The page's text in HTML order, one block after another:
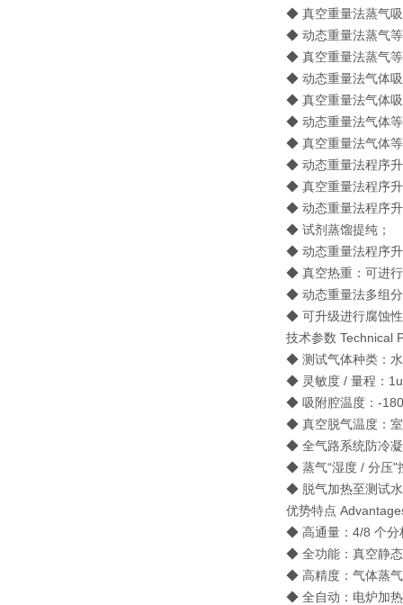
◆ 真空重量法蒸气
◆ 动态重量法蒸气
◆ 真空重量法蒸气
◆ 动态重量法气体
◆ 真空重量法气体
◆ 动态重量法气体
◆ 真空重量法气体
◆ 动态重量法程序
◆ 真空重量法程序
◆ 动态重量法程序
◆ 试剂蒸馏提纯；
◆ 动态重量法程序
◆ 真空热重：可进
◆ 动态重量法多组
◆ 可升级进行腐蚀
技术参数 Technical
◆ 测试气体种类：
◆ 灵敏度 / 量程：
◆ 吸附腔温度：-
◆ 真空脱气温度：
◆ 全气路系统防冷
◆ 蒸气“湿度 / 分压"
◆ 脱气加热至测试
优势特点
◆ 高通量：4/8 个分
◆ 全功能：真空静
◆ 高精度：气体蒸
◆ 全自动：电炉加